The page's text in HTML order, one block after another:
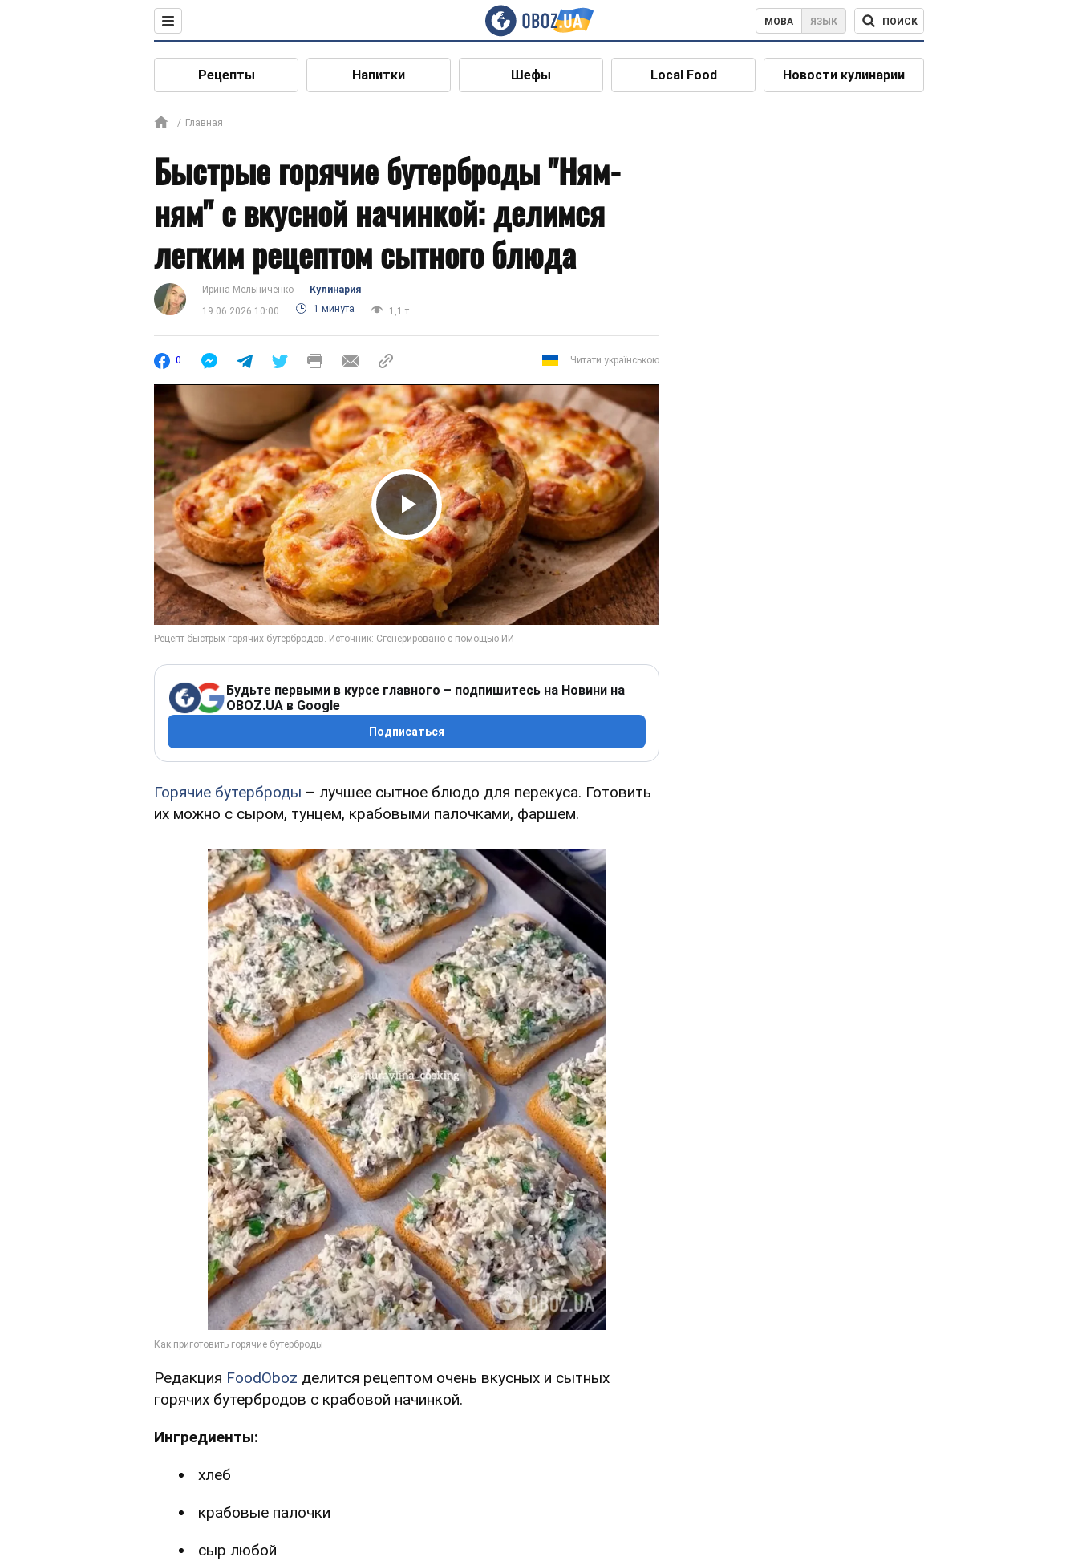
МОВА ЯЗЫК ПОИСК
Рецепты Напитки Шефы Local Food Новости кулинарии
Главная
Быстрые горячие бутерброды "Ням-
ням" с вкусной начинкой: делимся
легким рецептом сытного блюда
Ирина Мельниченко
Кулинария
19.06.2026 10:00
1 минута 1,1 т.
0 Читати українською
Play Video
Будьте первыми в курсе главного – подпишитесь на Новини на
OBOZ.UA в Google
Подписаться
Горячие бутерброды – лучшее сытное блюдо для перекуса. Готовить
их можно с сыром, тунцем, крабовыми палочками, фаршем.
Редакция FoodOboz делится рецептом очень вкусных и сытных
горячих бутербродов с крабовой начинкой.
Ингредиенты:
хлеб
крабовые палочки
сыр любой